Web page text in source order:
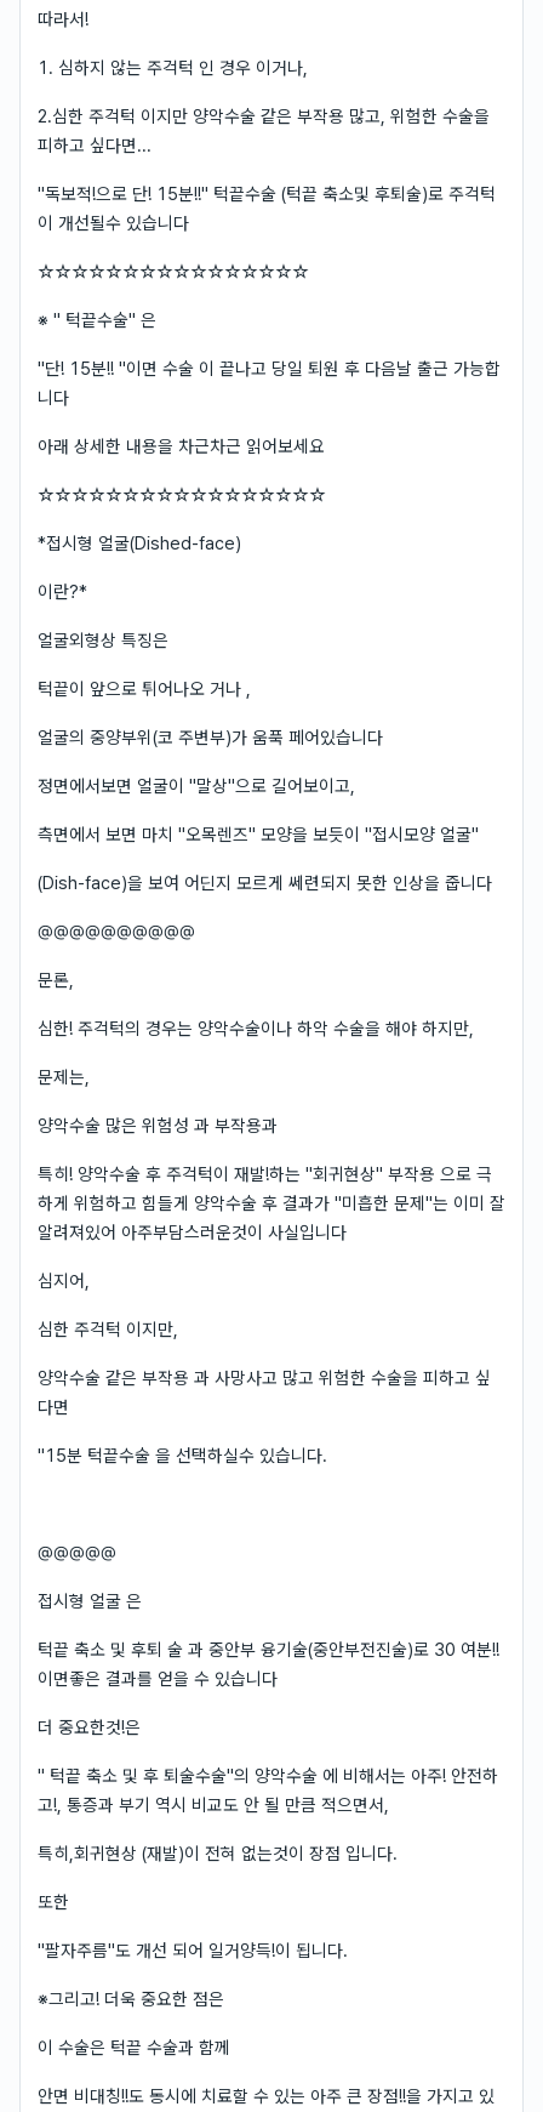
따라서!
1. 심하지 않는 주걱턱 인 경우 이거나,
2.심한 주걱턱 이지만 양악수술 같은 부작용 많고, 위험한 수술을
피하고 싶다면...
"독보적!으로 단! 15분!!" 턱끝수술 (턱끝 축소및 후퇴술)로 주걱턱
이 개선될수 있습니다
☆☆☆☆☆☆☆☆☆☆☆☆☆☆☆☆
※ " 턱끝수술" 은
"단! 15분!! "이면 수술 이 끝나고 당일 퇴원 후 다음날 출근 가능합
니다
아래 상세한 내용을 차근차근 읽어보세요
☆☆☆☆☆☆☆☆☆☆☆☆☆☆☆☆☆
*접시형 얼굴(Dished-face)
이란?*
얼굴외형상 특징은
턱끝이 앞으로 튀어나오 거나 ,
얼굴의 중양부위(코 주변부)가 움푹 페어있습니다
정면에서보면 얼굴이 "말상"으로 길어보이고,
측면에서 보면 마치 "오목렌즈" 모양을 보듯이 "접시모양 얼굴"
(Dish-face)을 보여 어딘지 모르게 쎄련되지 못한 인상을 줍니다
@@@@@@@@@@
문론,
심한! 주걱턱의 경우는 양악수술이나 하악 수술을 해야 하지만,
문제는,
양악수술 많은 위험성 과 부작용과
특히! 양악수술 후 주걱턱이 재발!하는 "회귀현상" 부작용 으로 극
하게 위험하고 힘들게 양악수술 후 결과가 "미흡한 문제"는 이미 잘
알려져있어 아주부담스러운것이 사실입니다
심지어,
심한 주걱턱 이지만,
양악수술 같은 부작용 과 사망사고 많고 위험한 수술을 피하고 싶
다면
"15분 턱끝수술 을 선택하실수 있습니다.
@@@@@
접시형 얼굴 은
턱끝 축소 및 후퇴 술 과 중안부 융기술(중안부전진술)로 30 여분!!
이면좋은 결과를 얻을 수 있습니다
더 중요한것!은
" 턱끝 축소 및 후 퇴술수술"의 양악수술 에 비해서는 아주! 안전하
고!, 통증과 부기 역시 비교도 안 될 만큼 적으면서,
특히,회귀현상 (재발)이 전혀 없는것이 장점 입니다.
또한
"팔자주름"도 개선 되어 일거양득!이 됩니다.
※그리고! 더욱 중요한 점은
이 수술은 턱끝 수술과 함께
안면 비대칭!!도 동시에 치료할 수 있는 아주 큰 장점!!을 가지고 있